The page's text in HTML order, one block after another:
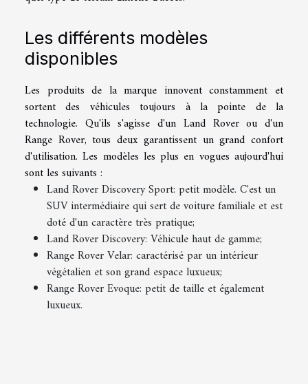
Les différents modèles
disponibles
Les produits de la marque innovent constamment et
sortent des véhicules toujours à la pointe de la
technologie. Qu'ils s'agisse d'un Land Rover ou d'un
Range Rover, tous deux garantissent un grand confort
d'utilisation. Les modèles les plus en vogues aujourd'hui
sont les suivants :
Land Rover Discovery Sport: petit modèle. C'est un
SUV intermédiaire qui sert de voiture familiale et est
doté d'un caractère très pratique;
Land Rover Discovery: Véhicule haut de gamme;
Range Rover Velar: caractérisé par un intérieur
végétalien et son grand espace luxueux;
Range Rover Evoque: petit de taille et également
luxueux.